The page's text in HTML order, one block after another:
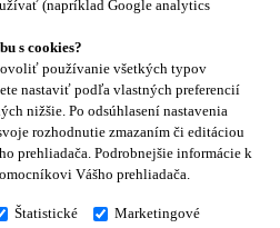
(napríklad Google analytics
s cookies?
používanie všetkých typov
nastaviť podľa vlastných preferencií
nižšie. Po odsúhlasení nastavenia
rozhodnutie zmazaním či editáciou
prehliadača. Podrobnejšie informácie k
Vášho prehliadača.
Štatistické Marketingové